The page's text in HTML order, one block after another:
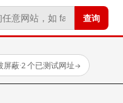
查询
屏蔽·2 个已测试网址→